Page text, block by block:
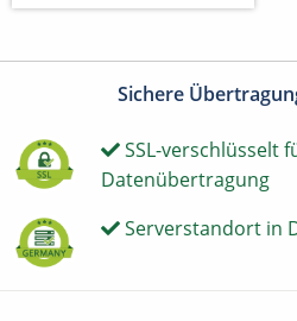
Sichere
SSL-verschlüsselt
Datenübertragung
Serverstandort in